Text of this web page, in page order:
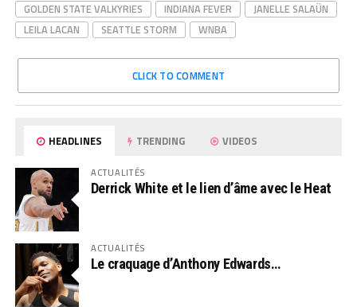
GOLDEN STATE VALKYRIES
INDIANA FEVER
JANELLE SALAÜN
LEILA LACAN
SEATTLE STORM WNBA
CLICK TO COMMENT
HEADLINES TRENDING VIDEOS
ACTUALITÉS
Derrick White et le lien d’âme avec le Heat
ACTUALITÉS
Le craquage d’Anthony Edwards…